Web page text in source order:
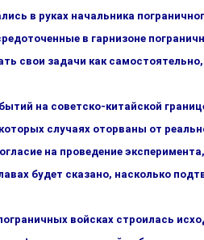
в руках начальника
в гарнизоне
свои задачи как
на советско-китайской
случаях оторваны от
на проведение
будет сказано, насколько
войсках строилась